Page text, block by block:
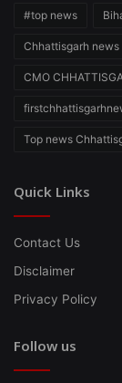
#top news
Chhattisgarh news
CMO
Top news
Quick Links
Contact Us
Disclaimer
Privacy Policy
Follow us